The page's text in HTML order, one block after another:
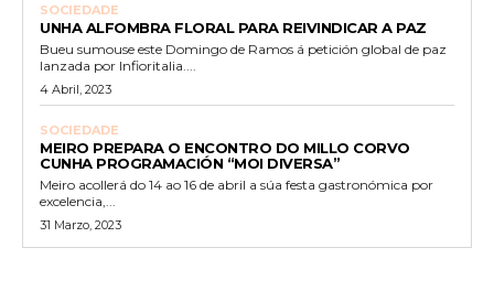
SOCIEDADE
UNHA ALFOMBRA FLORAL PARA REIVINDICAR A PAZ
Bueu sumouse este Domingo de Ramos á petición global de paz
lanzada por Infioritalia....
4 Abril, 2023
SOCIEDADE
MEIRO PREPARA O ENCONTRO DO MILLO CORVO
CUNHA PROGRAMACIÓN “MOI DIVERSA”
Meiro acollerá do 14 ao 16 de abril a súa festa gastronómica por
excelencia,...
31 Marzo, 2023